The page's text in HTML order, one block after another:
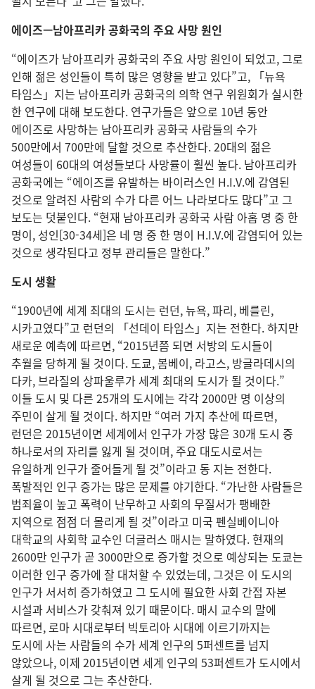
에이즈—남아프리카 공화국의 주요 사망 원인
“에이즈가 남아프리카 공화국의 주요 사망 원인이 되었고, 그로
인해 젊은 성인들이 특히 많은 영향을 받고 있다”고, 「뉴욕
타임스」지는 남아프리카 공화국의 의학 연구 위원회가 실시한
한 연구에 대해 보도한다. 연구가들은 앞으로 10년 동안
에이즈로 사망하는 남아프리카 공화국 사람들의 수가
500만에서 700만에 달할 것으로 추산한다. 20대의 젊은
여성들이 60대의 여성들보다 사망률이 훨씬 높다. 남아프리카
공화국에는 “에이즈를 유발하는 바이러스인 H.I.V.에 감염된
것으로 알려진 사람의 수가 다른 어느 나라보다도 많다”고 그
보도는 덧붙인다. “현재 남아프리카 공화국 사람 아홉 명 중 한
명이, 성인[30-34세]은 네 명 중 한 명이 H.I.V.에 감염되어 있는
것으로 생각된다고 정부 관리들은 말한다.”
도시 생활
“1900년에 세계 최대의 도시는 런던, 뉴욕, 파리, 베를린,
시카고였다”고 런던의 「선데이 타임스」지는 전한다. 하지만
새로운 예측에 따르면, “2015년쯤 되면 서방의 도시들이
추월을 당하게 될 것이다. 도쿄, 봄베이, 라고스, 방글라데시의
다카, 브라질의 상파울루가 세계 최대의 도시가 될 것이다.”
이들 도시 및 다른 25개의 도시에는 각각 2000만 명 이상의
주민이 살게 될 것이다. 하지만 “여러 가지 추산에 따르면,
런던은 2015년이면 세계에서 인구가 가장 많은 30개 도시 중
하나로서의 자리를 잃게 될 것이며, 주요 대도시로서는
유일하게 인구가 줄어들게 될 것”이라고 동 지는 전한다.
폭발적인 인구 증가는 많은 문제를 야기한다. “가난한 사람들은
범죄율이 높고 폭력이 난무하고 사회의 무질서가 팽배한
지역으로 점점 더 몰리게 될 것”이라고 미국 펜실베이니아
대학교의 사회학 교수인 더글러스 매시는 말하였다. 현재의
2600만 인구가 곧 3000만으로 증가할 것으로 예상되는 도쿄는
이러한 인구 증가에 잘 대처할 수 있었는데, 그것은 이 도시의
인구가 서서히 증가하였고 그 도시에 필요한 사회 간접 자본
시설과 서비스가 갖춰져 있기 때문이다. 매시 교수의 말에
따르면, 로마 시대로부터 빅토리아 시대에 이르기까지는
도시에 사는 사람들의 수가 세계 인구의 5퍼센트를 넘지
않았으나, 이제 2015년이면 세계 인구의 53퍼센트가 도시에서
살게 될 것으로 그는 추산한다.